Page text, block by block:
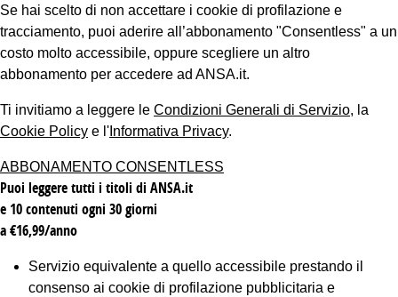
Se hai scelto di non accettare i cookie di profilazione e
tracciamento, puoi aderire all’abbonamento "Consentless" a un
costo molto accessibile, oppure scegliere un altro
abbonamento per accedere ad ANSA.it.
Ti invitiamo a leggere le Condizioni Generali di Servizio, la
Cookie Policy e l' Informativa Privacy.
ABBONAMENTO CONSENTLESS
Puoi leggere tutti i titoli di ANSA.it
e 10 contenuti ogni 30 giorni
a €16,99/anno
Servizio equivalente a quello accessibile prestando il
consenso ai cookie di profilazione pubblicitaria e